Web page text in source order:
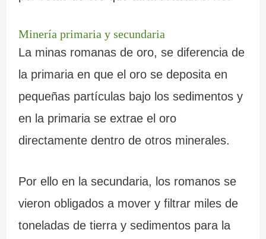
Minería primaria y secundaria
La minas romanas de oro, se diferencia de
la primaria en que el oro se deposita en
pequeñas partículas bajo los sedimentos y
en la primaria se extrae el oro
directamente dentro de otros minerales.
Por ello en la secundaria, los romanos se
vieron obligados a mover y filtrar miles de
toneladas de tierra y sedimentos para la